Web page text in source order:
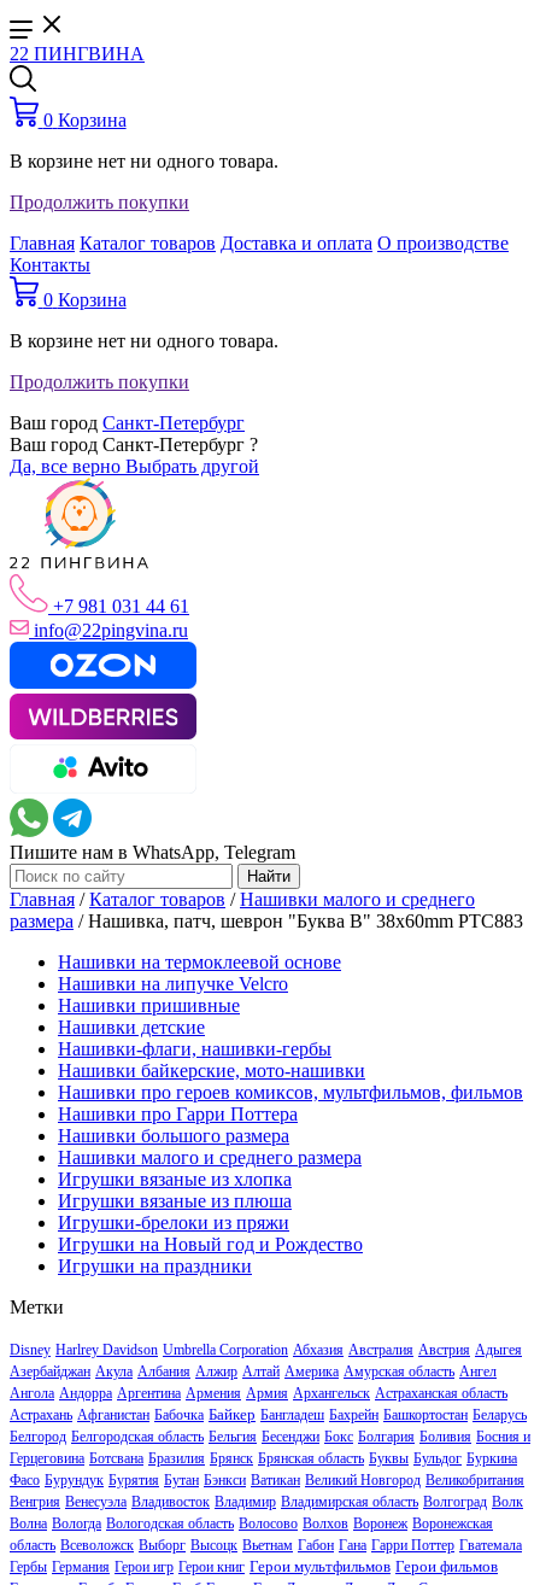
22 ПИНГВИНА
0 Корзина
В корзине нет ни одного товара.
Продолжить покупки
Главная Каталог товаров Доставка и оплата О производстве
Контакты
0 Корзина
В корзине нет ни одного товара.
Продолжить покупки
Ваш город Санкт-Петербург
Ваш город Санкт-Петербург ?
Да, все верно Выбрать другой
+7 981 031 44 61
info@22pingvina.ru
Пишите нам в WhatsApp, Telegram
Главная /Каталог товаров /Нашивки малого и среднего
размера /Нашивка, патч, шеврон "Буква B" 38x60mm PTC883
Нашивки на термоклеевой основе
Нашивки на липучке Velcro
Нашивки пришивные
Нашивки детские
Нашивки-флаги, нашивки-гербы
Нашивки байкерские, мото-нашивки
Нашивки про героев комиксов, мультфильмов, фильмов
Нашивки про Гарри Поттера
Нашивки большого размера
Нашивки малого и среднего размера
Игрушки вязаные из хлопка
Игрушки вязаные из плюша
Игрушки-брелоки из пряжи
Игрушки на Новый год и Рождество
Игрушки на праздники
Метки
Disney Harlrey Davidson Umbrella Corporation Абхазия Австралия Австрия Адыгея
Азербайджан Акула Албания Алжир Алтай Америка Амурская область Ангел
Ангола Андорра Аргентина Армения Армия Архангельск Астраханская область
Астрахань Афганистан Бабочка Байкер Бангладеш Бахрейн Башкортостан Беларусь
Белгород Белгородская область Бельгия Бесенджи Бокс Болгария Боливия Босния и
Герцеговина Ботсвана Бразилия Брянск Брянская область Буквы Бульдог Буркина
Фасо Бурундук Бурятия Бутан Бэнкси Ватикан Великий Новгород Великобритания
Венгрия Венесуэла Владивосток Владимир Владимирская область Волгоград Волк
Волна Вологда Вологодская область Волосово Волхов Воронеж Воронежская
область Всеволожск Выборг Высоцк Вьетнам Габон Гана Гарри Поттер Гватемала
Гербы Германия Герои игр Герои книг Герои мультфильмов Герои фильмов